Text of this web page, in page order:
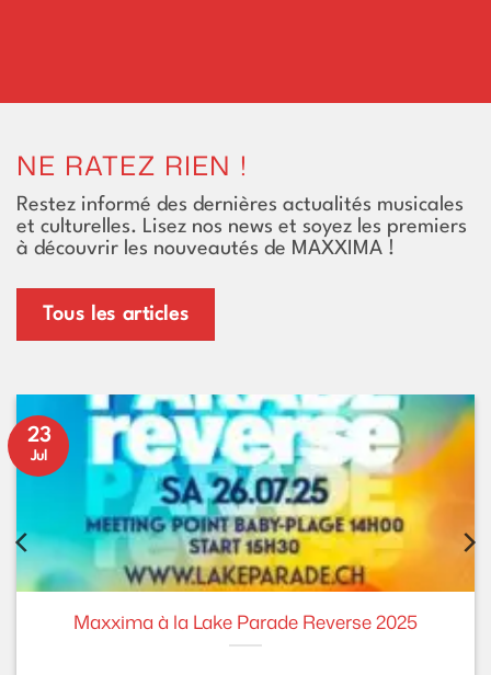
NE RATEZ RIEN !
Restez informé des dernières actualités musicales
et culturelles. Lisez nos news et soyez les premiers
à découvrir les nouveautés de MAXXIMA !
Tous les articles
Maxxima à la Lake Parade Reverse 2025
23
Jul